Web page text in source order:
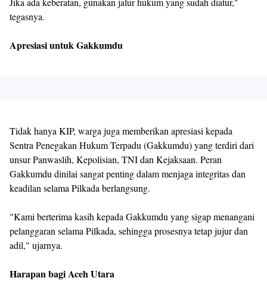
tegasnya.
Apresiasi untuk Gakkumdu
Tidak hanya KIP, warga juga memberikan apresiasi kepada
Sentra Penegakan Hukum Terpadu (Gakkumdu) yang terdiri dari
unsur Panwaslih, Kepolisian, TNI dan Kejaksaan. Peran
Gakkumdu dinilai sangat penting dalam menjaga integritas dan
keadilan selama Pilkada berlangsung.
"Kami berterima kasih kepada Gakkumdu yang sigap menangani
pelanggaran selama Pilkada, sehingga prosesnya tetap jujur dan
adil," ujarnya.
Harapan bagi Aceh Utara